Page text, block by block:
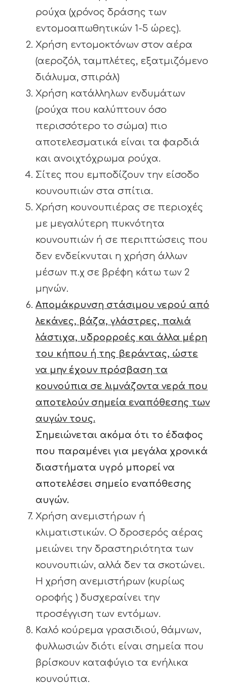
ρούχα (χρόνος δράσης των
εντομοαπωθητικών 1-5 ώρες).
Χρήση εντομοκτόνων στον αέρα
(αεροζόλ, ταμπλέτες, εξατμιζόμενο
διάλυμα, σπιράλ)
Χρήση κατάλληλων ενδυμάτων
(ρούχα που καλύπτουν όσο
περισσότερο το σώμα) πιο
αποτελεσματικά είναι τα φαρδιά
και ανοιχτόχρωμα ρούχα.
Σίτες που εμποδίζουν την είσοδο
κουνουπιών στα σπίτια.
Χρήση κουνουπιέρας σε περιοχές
με μεγαλύτερη πυκνότητα
κουνουπιών ή σε περιπτώσεις που
δεν ενδείκνυται η χρήση άλλων
μέσων π.χ σε βρέφη κάτω των 2
μηνών.
Απομάκρυνση στάσιμου νερού από
λεκάνες, βάζα, γλάστρες, παλιά
λάστιχα, υδρορροές και άλλα μέρη
του κήπου ή της βεράντας, ώστε
να μην έχουν πρόσβαση τα
κουνούπια σε λιμνάζοντα νερά που
αποτελούν σημεία εναπόθεσης των
αυγών τους.
Σημειώνεται ακόμα ότι το έδαφος
που παραμένει για μεγάλα χρονικά
διαστήματα υγρό μπορεί να
αποτελέσει σημείο εναπόθεσης
αυγών.
Χρήση ανεμιστήρων ή
κλιματιστικών. Ο δροσερός αέρας
μειώνει την δραστηριότητα των
κουνουπιών, αλλά δεν τα σκοτώνει.
Η χρήση ανεμιστήρων (κυρίως
οροφής ) δυσχεραίνει την
προσέγγιση των εντόμων.
Καλό κούρεμα γρασιδιού, θάμνων,
φυλλωσιών διότι είναι σημεία που
βρίσκουν καταφύγιο τα ενήλικα
κουνούπια.